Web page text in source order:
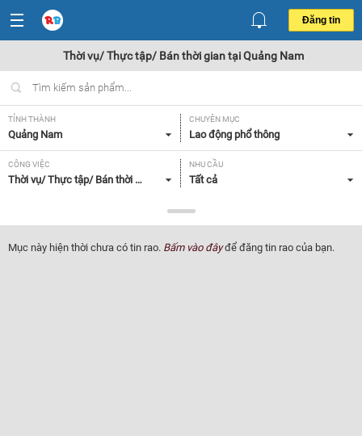
Đăng tin
Thời vụ/ Thực tập/ Bán thời gian tại Quảng Nam
TỈNH THÀNH
Quảng Nam
CHUYÊN MỤC
Lao động phổ thông
CÔNG VIỆC
Thời vụ/ Thực tập/ Bán thời gian
NHU CẦU
Tất cả
Tất cả
Mục này hiện thời chưa có tin rao. Bấm vào đâyđể đăng tin rao của bạn.